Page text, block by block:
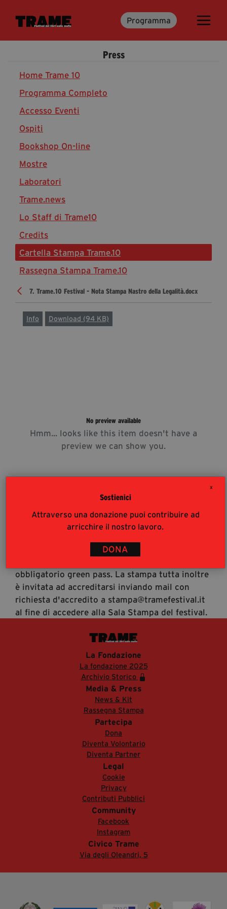
X
Sostienici
Attraverso una donazione puoi contribuire ad
arricchire il nostro lavoro.
DONA
Programma
Trame.15
Libri | Trame.15
Media & Press
News & Kit
Accrediti Stampa | Trame.15
Cartella Stampa
Rassegna Stampa
Partecipa
Diventa Partner
Sostienici
Fondazione Trame
La fondazione 2025
Contatti
info@tramefestival.it
Press
7. Trame.10 Festival - Nota Stampa Nastro della Legalità.docx
Info Download (94 KB)
No preview available
Hmm... looks like this item doesn't have a
preview we can show you.
Accrediti Stampa
Accrediti Stampa. L'accesso al festival ai
pubblico (https://www.tramefestival.it/accesso-
obbligatorio green pass. La stampa tutta inoltre
è invitata ad accreditarsi inviando mail con
richiesta d'accredito a stampa@tramefestival.it
al fine di accedere alla Sala Stampa del festival.
Home Trame 10
Programma Completo
Accesso Eventi
Ospiti
Bookshop On-line
Mostre
Laboratori
Trame.news
Lo Staff di Trame10
Credits
Cartella Stampa Trame.10
Rassegna Stampa Trame.10
La Fondazione
La fondazione 2025
Archivio Storico
Media & Press
News & Kit
Rassegna Stampa
Partecipa
Dona
Diventa Volontario
Diventa Partner
Legal
Cookie
Privacy
Contributi Pubblici
Community
Facebook
Instagram
Civico Trame
Via degli Oleandri, 5